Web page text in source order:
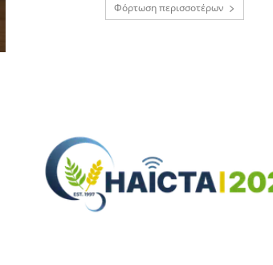
Φόρτωση περισσοτέρων